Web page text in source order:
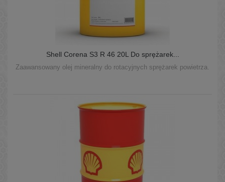
Shell Corena S3 R 46 20L Do sprężarek...
Zaawansowany olej mineralny do rotacyjnych sprężarek powietrza.